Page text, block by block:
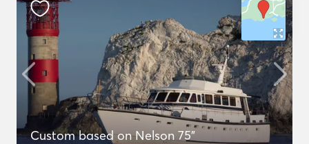
Custom based on Nelson 75"